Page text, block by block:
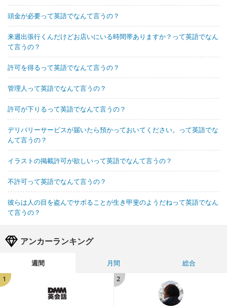
頭金が必要って英語でなんて言うの？
来週出張行くんだけどお店いにいる時間帯ありますか？って英語でなん
て言うの？
許可を得るって英語でなんて言うの？
管理人って英語でなんて言うの？
許可が下りるって英語でなんて言うの？
デリバリーサービスが届いたら預かっておいてください。って英語でな
んて言うの？
イラストの掲載許可が欲しいって英語でなんて言うの？
不許可って英語でなんて言うの？
彼らは人の目を盗んでサボることが生き甲斐のようだねって英語でなん
て言うの？
アンカーランキング
週間 月間
総合
1
2